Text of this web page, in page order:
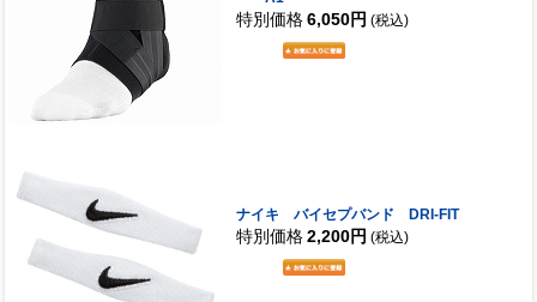
特別価格 6,050円 (税込)
ナイキ バイセプバンド DRI-FIT
特別価格 2,200円 (税込)